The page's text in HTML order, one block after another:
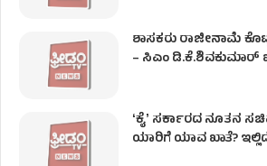
ಶಾಸಕರು ರಾಜೀನಾಮೆ
– ಸಿಎಂ
ʻಕೈʼ ಸರ್ಕಾರದ ನೂತನ
ಯಾರಿಗೆ ಯಾವ ಖಾತೆ?